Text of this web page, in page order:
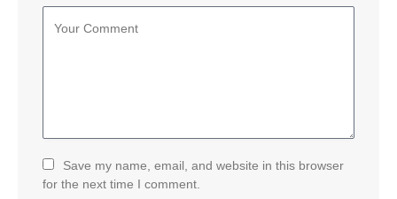
Save my name, email, and website in this browser
for the next time I comment.